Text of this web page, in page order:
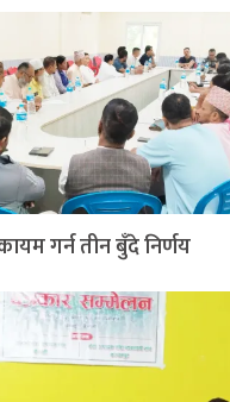
गर्न तीन बुँदे निर्णय